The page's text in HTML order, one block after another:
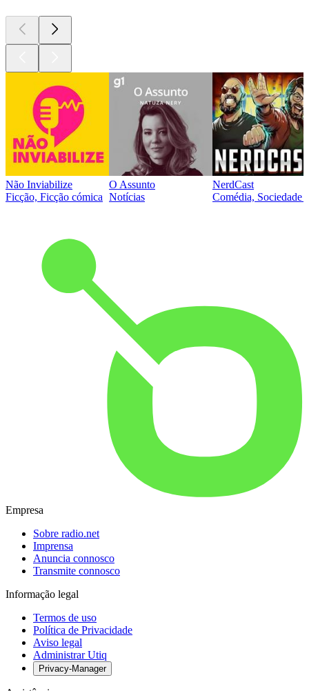
Não Inviabilize
Ficção, Ficção cómica
O Assunto
Notícias
NerdCast
Comédia, Sociedade
Empresa
Sobre radio.net
Imprensa
Anuncia connosco
Transmite connosco
Informação legal
Termos de uso
Política de Privacidade
Aviso legal
Administrar Utiq
Privacy-Manager